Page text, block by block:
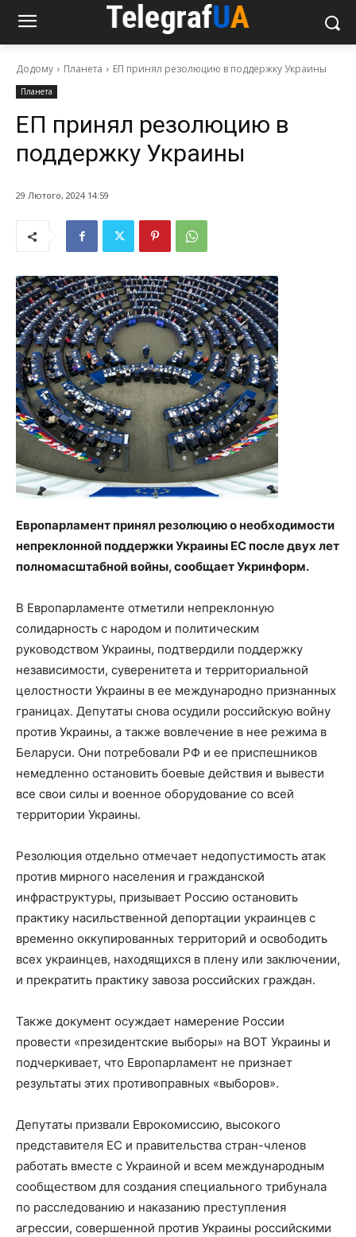
Додому Планета ЕП принял резолюцию в поддержку Украины
Планета
ЕП принял резолюцию в
поддержку Украины
29 Лютого, 2024 14:59
Европарламент принял резолюцию о необходимости
непреклонной поддержки Украины ЕС после двух лет
полномасштабной войны, сообщает Укринформ.
В Европарламенте отметили непреклонную
солидарность с народом и политическим
руководством Украины, подтвердили поддержку
независимости, суверенитета и территориальной
целостности Украины в ее международно признанных
границах. Депутаты снова осудили российскую войну
против Украины, а также вовлечение в нее режима в
Беларуси. Они потребовали РФ и ее приспешников
немедленно остановить боевые действия и вывести
все свои силы и военное оборудование со всей
территории Украины.
Резолюция отдельно отмечает недопустимость атак
против мирного населения и гражданской
инфраструктуры, призывает Россию остановить
практику насильственной депортации украинцев с
временно оккупированных территорий и освободить
всех украинцев, находящихся в плену или заключении,
и прекратить практику завоза российских граждан.
Также документ осуждает намерение России
провести «президентские выборы» на ВОТ Украины и
подчеркивает, что Европарламент не признает
результаты этих противоправных «выборов».
Депутаты призвали Еврокомиссию, высокого
представителя ЕС и правительства стран-членов
работать вместе с Украиной и всем международным
сообществом для создания специального трибунала
по расследованию и наказанию преступления
агрессии, совершенной против Украины российскими